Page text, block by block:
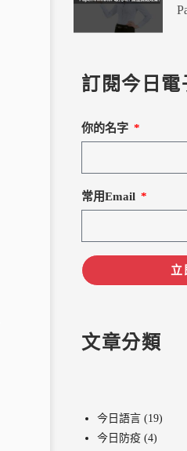
訂閱今日電
你的名字
常用Email
立
文章分類
今日語言 (19)
今日防疫 (4)